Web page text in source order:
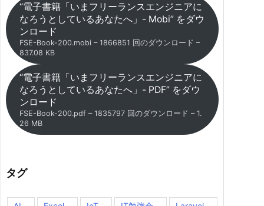
“電子書籍「いまフリーランスエンジニアに
なろうとしているあなたへ」- Mobi” をダウ
ンロード
FSE-Book-200.mobi – 1866851 回のダウンロード –
837.08 KB
“電子書籍「いまフリーランスエンジニアに
なろうとしているあなたへ」- PDF” をダウ
ンロード
FSE-Book-200.pdf – 1835797 回のダウンロード – 1.
26 MB
タグ